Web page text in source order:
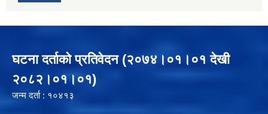
घटना दर्ताको प्रतिवेदन (२०७४।०१।०१ देखी
२०८२।०१।०१)
जन्म दर्ता : १०४१३